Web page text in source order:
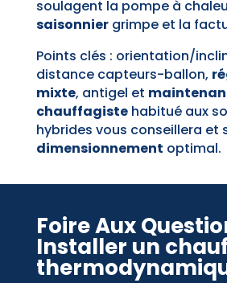
soulagent la pompe à
saisonniergrimpe et la
Points clés : orientation/
distance capteurs-ballon,
mixte, antigel et
chauffagistehabitué aux
hybrides vous conseillera et
dimensionnement optimal.
Foire Aux
Installer un